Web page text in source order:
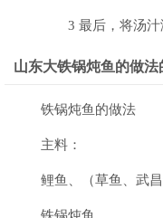
3 最后，将汤汁
山东大铁锅炖鱼的做法
铁锅炖鱼的做法
主料：
鲤鱼、（草鱼、武